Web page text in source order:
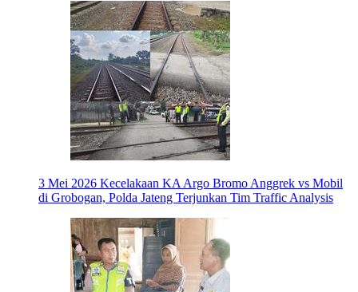
3 Mei 2026 Kecelakaan KA Argo Bromo Anggrek vs Mobil
di Grobogan, Polda Jateng Terjunkan Tim Traffic Analysis